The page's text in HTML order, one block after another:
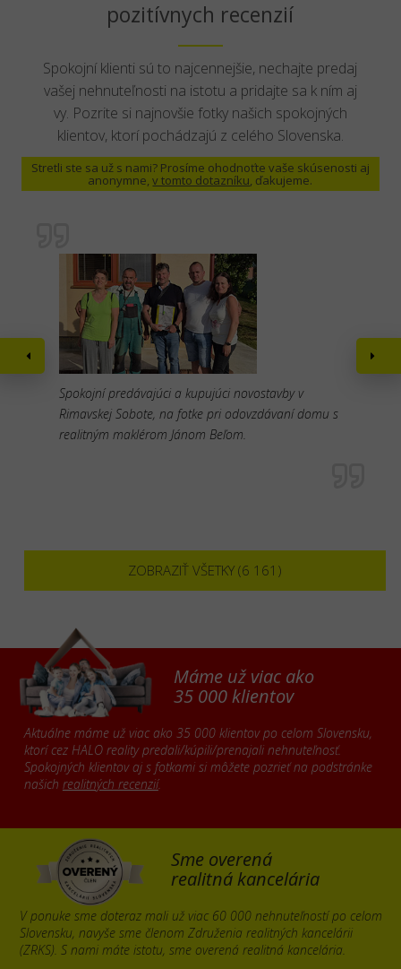
pozitívnych recenzií
Spokojní klienti sú to najcennejšie, nechajte predaj
vašej nehnuteľnosti na istotu a pridajte sa k ním aj
vy. Pozrite si najnovšie fotky našich spokojných
klientov, ktorí pochádzajú z celého Slovenska.
Stretli ste sa už s nami? Prosíme ohodnoťte vaše skúsenosti aj
anonymne,v tomto dotazníku, ďakujeme.
Spokojní predávajúci a kupujúci novostavby v
Rimavskej Sobote, na fotke pri odovzdávaní domu s
realitným maklérom Jánom Beľom.
ZOBRAZIŤ VŠETKY (6 161)
Máme už viac ako
35 000 klientov
Aktuálne máme už viac ako 35 000 klientov po celom Slovensku,
ktorí cez HALO reality predali/kúpili/prenajali nehnuteľnosť.
Spokojných klientov aj s fotkami si môžete pozrieť na podstránke
našich realitných recenzií.
Sme overená
realitná kancelária
V ponuke sme doteraz mali už viac 60 000 nehnuteľností po celom
Slovensku, navyše sme členom Združenia realitných kancelárii
(ZRKS). S nami máte istotu, sme overená realitná kancelária.